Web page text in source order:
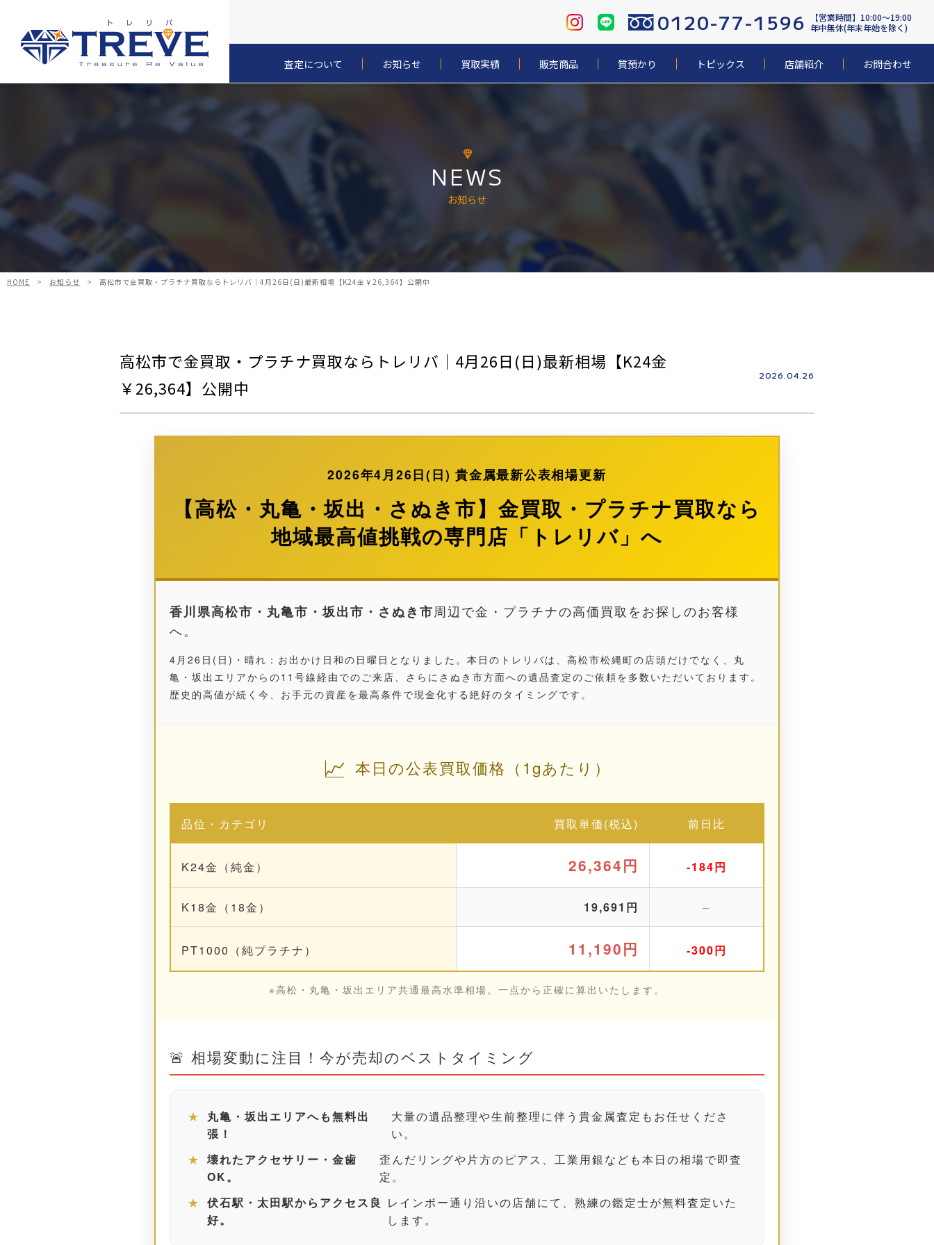
0120-77-1596
【営業時間】10:00〜19:00
年中無休(年末年始を除く)
査定について お知らせ 買取実績 販売商品 質預かり トピックス 店舗紹介 お問合わせ
NEWS
お知らせ
HOME > お知らせ > 高松市で金買取・プラチナ買取ならトレリバ｜4月26日(日)最新相場【K24金￥26,364】公開中
高松市で金買取・プラチナ買取ならトレリバ｜4月26日(日)最新相場【K24金
￥26,364】公開中
2026.04.26
2026年4月26日(日) 貴金属最新公表相場更新
【高松・丸亀・坂出・さぬき市】金買取・プラチナ買取なら
地域最高値挑戦の専門店「トレリバ」へ
香川県高松市・丸亀市・坂出市・さぬき市周辺で金・プラチナの高価買取をお探しのお客様
へ。
4月26日(日)・晴れ：お出かけ日和の日曜日となりました。本日のトレリバは、 高松市松縄町の店頭だけでなく、 丸
亀・坂出 エリアからの11号線経由でのご来店、さらに さぬき市方面への遺品査定のご依頼を多数いただいております。
歴史的高値が続く今、お手元の資産を最高条件で現金化する絶好のタイミングです。
📈 本日の公表買取価格（1gあたり）
品位・カテゴリ 買取単価(税込) 前日比
K24金（純金） 26,364円 -184円
K18金（18金） 19,691円 –
PT1000（純プラチナ） 11,190円 -300円
※高松・丸亀・坂出エリア共通最高水準相場。一点から正確に算出いたします。
🚨 相場変動に注目！今が売却のベストタイミング
★
丸亀・坂出エリアへも無料出
張！
大量の遺品整理や生前整理に伴う貴金属査定もお任せくださ
い。
★ 壊れたアクセサリー・金歯
OK。
歪んだリングや片方のピアス、工業用銀なども本日の相場で即査
定。
★ 伏石駅・太田駅からアクセス良
好。
レインボー通り沿いの店舗にて、熟練の鑑定士が無料査定いた
します。